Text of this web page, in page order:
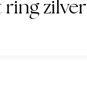
ring zilver